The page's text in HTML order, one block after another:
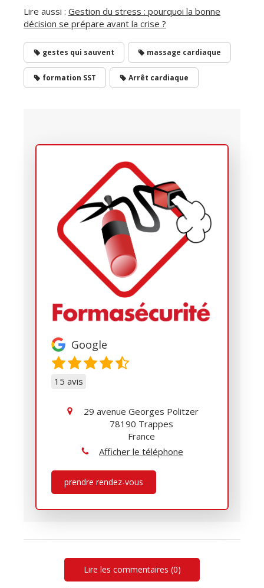
Lire aussi : Gestion du stress : pourquoi la bonne
décision se prépare avant la crise ?
gestes qui sauvent massage cardiaque
formation SST Arrêt cardiaque
Google
15 avis
29 avenue Georges Politzer
78190 Trappes
France
Afficher le téléphone
prendre rendez-vous
Lire les commentaires (0)